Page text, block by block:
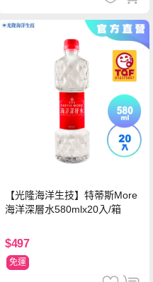
【光隆海洋生技】特蒂斯More
海洋深層水580mlx20入/箱
$497
免運